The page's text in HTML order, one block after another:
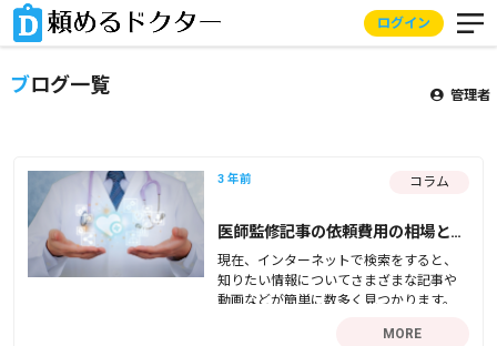
ログイン
ブログ一覧 管理者
3 年前 コラム
医師監修記事の依頼費用の相場と依
頼するメリットについて
現在、インターネットで検索をすると、
知りたい情報についてさまざまな記事や
動画などが簡単に数多く見つかります。
グやフェイク記事などの信憑性の高くな
MORE